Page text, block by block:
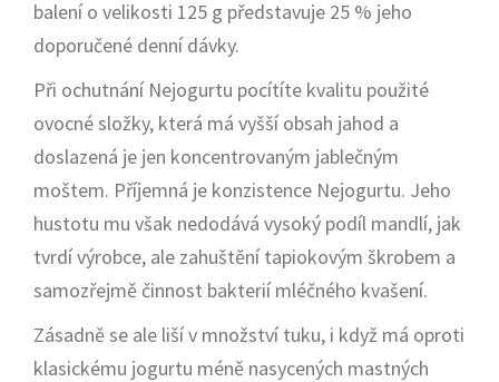
balení o velikosti 125 g představuje 25 % jeho
doporučené denní dávky.
Při ochutnání Nejogurtu pocítíte kvalitu použité
ovocné složky, která má vyšší obsah jahod a
doslazená je jen koncentrovaným jablečným
moštem. Příjemná je konzistence Nejogurtu. Jeho
hustotu mu však nedodává vysoký podíl mandlí, jak
tvrdí výrobce, ale zahuštění tapiokovým škrobem a
samozřejmě činnost bakterií mléčného kvašení.
Zásadně se ale liší v množství tuku, i když má oproti
klasickému jogurtu méně nasycených mastných